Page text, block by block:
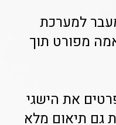
לאחר מעבר למערכת
מפורט תוך
את הישגי
גם תיאום מלא